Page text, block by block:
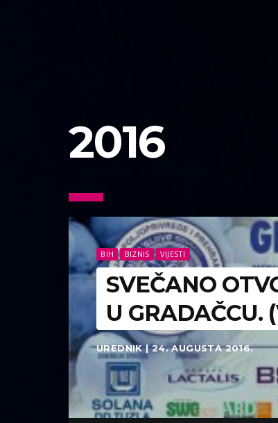
2016
BIH BIZNIS VIJESTI
SVEČANO
U GRADAČCU.
UREDNIK | 24. AUGUSTA 2016.